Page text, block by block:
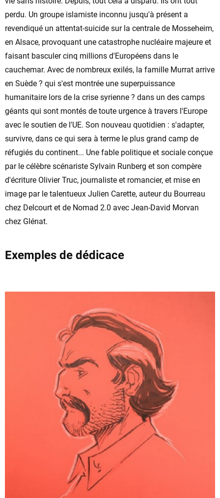
perdu. Un groupe islamiste inconnu jusqu'à présent a
revendiqué un attentat-suicide sur la centrale de Mosseheim,
en Alsace, provoquant une catastrophe nucléaire majeure et
faisant basculer cinq millions d'Européens dans le
cauchemar. Avec de nombreux exilés, la famille Murrat arrive
en Suède ? qui s'est montrée une superpuissance
humanitaire lors de la crise syrienne ? dans un des camps
géants qui sont montés de toute urgence à travers l'Europe
avec le soutien de l'UE. Son nouveau quotidien : s'adapter,
survivre, dans ce qui sera à terme le plus grand camp de
réfugiés du continent... Une fable politique et sociale conçue
par le célèbre scénariste Sylvain Runberg et son compère
d'écriture Olivier Truc, journaliste et romancier, et mise en
image par le talentueux Julien Carette, auteur du Bourreau
chez Delcourt et de Nomad 2.0 avec Jean-David Morvan
chez Glénat.
Exemples de dédicace